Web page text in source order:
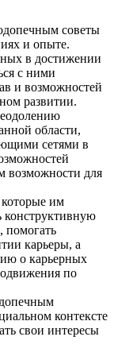
советы
и опыте.
в достижении
с ними
и возможностей
развитии.
области,
сетями в
возможности для
которые им
конструктивную
помогать
карьеры, а
о карьерных
по
контексте
свои интересы